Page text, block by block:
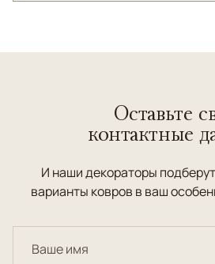
Оставьте
контактные
И наши декораторы
варианты ковров в ваш